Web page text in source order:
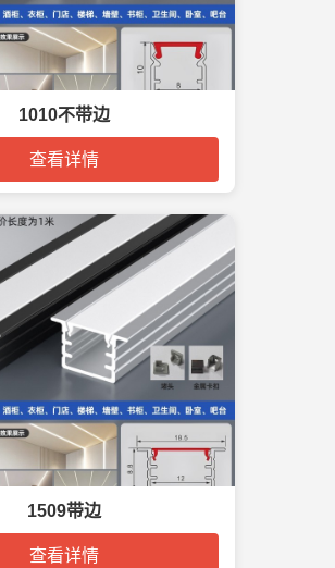
1010不带边
查看详情
1509带边
查看详情